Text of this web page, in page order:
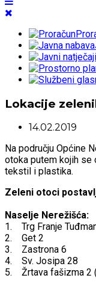
Lokacije
14.02.2019
Na području Općine
otoka putem kojih se
tekstil i plastika.
Zeleni otoci
Naselje Nerežišća:
1. Trg Franje
2. Get 2
3. Zastrona 6
4. Sv. Josipa 28
5. Žrtava fašizma 2